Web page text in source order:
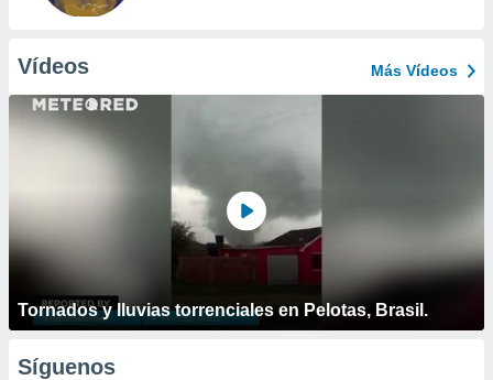
Vídeos Más Vídeos
Tornados y lluvias torrenciales en Pelotas, Brasil.
Síguenos